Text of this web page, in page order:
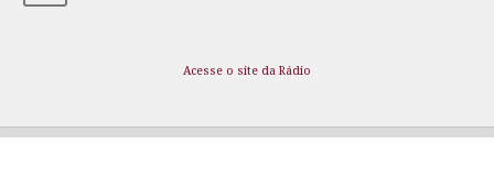
Acesse o site da Rádio